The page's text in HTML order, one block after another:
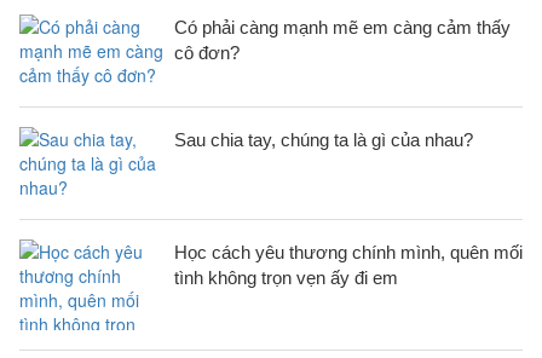
Có phải càng mạnh mẽ em càng cảm thấy
cô đơn?
Sau chia tay, chúng ta là gì của nhau?
Học cách yêu thương chính mình, quên mối
tình không trọn vẹn ấy đi em